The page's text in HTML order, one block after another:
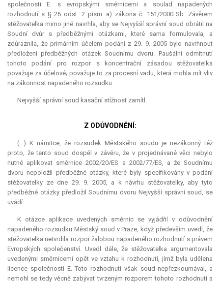
společnosti E. s evropskými směrnicemi a soulad napadených
rozhodnutí s § 26 odst. 2 písm. a) zákona č. 151/2000 Sb. Závěrem
stěžovatelka mimo jiné navrhla, aby se Nejvyšší správní soud obrátil na
Soudní dvůr s předběžnými otázkami, které sama formulovala, a
zdůraznila, že primárním účelem podání z 29. 9. 2005 bylo navrhnout
předložení předběžných otázek Soudnímu dvoru. Paušální odmítnutí
tohoto podání pro rozpor s koncentrační zásadou stěžovatelka
považuje za účelové; považuje to za procesní vadu, která mohla mít vliv
na zákonnost napadeného rozsudku.
Nejvyšší správní soud kasační stížnost zamítl.
Z ODŮVODNĚNÍ:
(...) K námitce, že rozsudek Městského soudu je nezákonný též
proto, že tento soud dospěl v závěru, že v projednávané věci nebylo
nutné aplikovat směrnice 2002/20/ES a 2002/77/ES, a že Soudnímu
dvoru nepoložil předběžné otázky, které byly specifikovány v podání
stěžovatelky ze dne 29. 9. 2005, a k návrhu stěžovatelky, aby tyto
předběžné otázky předložil Soudnímu dvoru Nejvyšší správní soud, se
uvádí:
K otázce aplikace uvedených směrnic se vyjádřil v odůvodnění
napadeného rozsudku Městský soud v Praze, když především uvedl, že
stěžovatelka netvrdila rozpor žalobou napadeného rozhodnutí s právem
Evropských společenství. Uvedl dále, že stěžovatelka argumentovala
uvedenými směrnicemi opět ve vztahu k rozhodnutí, jímž byla udělena
licence společnosti E. Toto rozhodnutí však soud nepřezkoumával, a
nemohl se tedy věcně zabývat tvrzeným rozporem tohoto rozhodnutí a